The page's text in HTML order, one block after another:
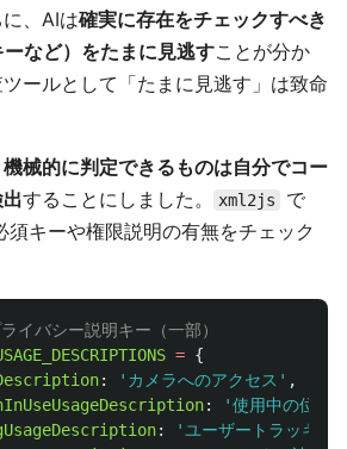
、AIは確実に存在をチェックすべき
など）をたまに見逃すことが分か
ールとして「たまに見逃す」は致命
機械的に判定できるものは自分でコー
することにしました。 xml2js
で
キーや権限説明の有無をチェック
バシー説明キー（一部）
= {
: ' カメラへのアクセス ' ,
: '使用中の位置
: ' ユーザートラッキン